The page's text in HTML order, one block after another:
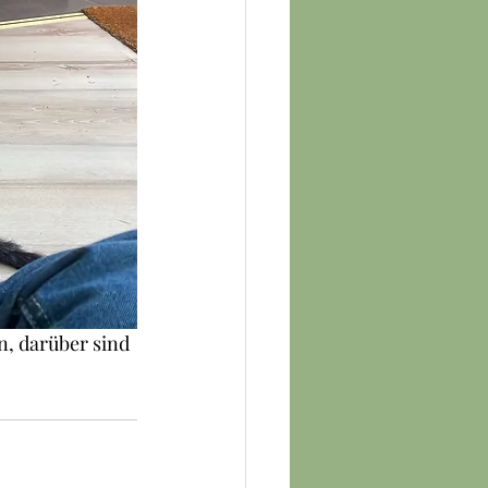
darüber sind